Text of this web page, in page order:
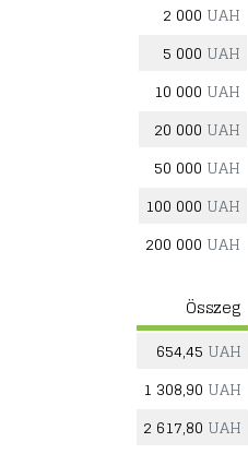
2 000 UAH
5 000 UAH
10 000 UAH
20 000 UAH
50 000 UAH
100 000 UAH
200 000 UAH
Összeg
654,45 UAH
1 308,90 UAH
2 617,80 UAH